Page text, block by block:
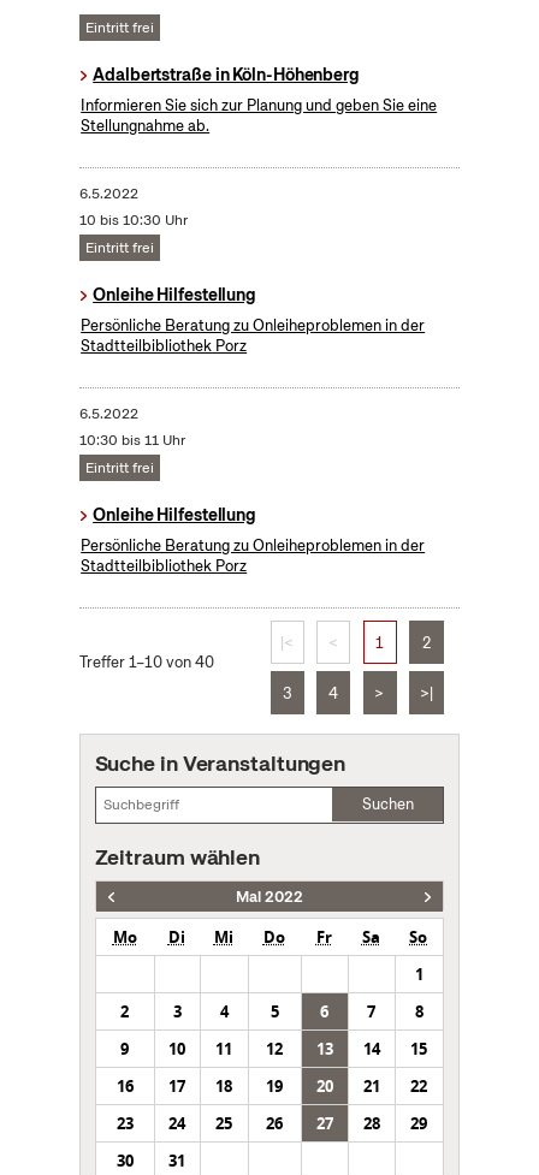
Eintritt frei
Adalbertstraße in Köln-Höhenberg
Informieren Sie sich zur Planung und geben Sie eine
Stellungnahme ab.
6.5.2022
10 bis 10:30 Uhr
Eintritt frei
Onleihe Hilfestellung
Persönliche Beratung zu Onleiheproblemen in der
Stadtteilbibliothek Porz
6.5.2022
10:30 bis 11 Uhr
Eintritt frei
Onleihe Hilfestellung
Persönliche Beratung zu Onleiheproblemen in der
Stadtteilbibliothek Porz
Treffer 1–10 von 40
|< < 1 2
3 4 > >|
Suche in Veranstaltungen
Suchen
Zeitraum wählen
Mai 2022
Mo Di Mi Do Fr Sa
So
1
2
3 4 5 6 7
8
9
10 11 12 13 14
15
16
17 18 19 20 21
22
23
24 25 26 27 28
29
30
31